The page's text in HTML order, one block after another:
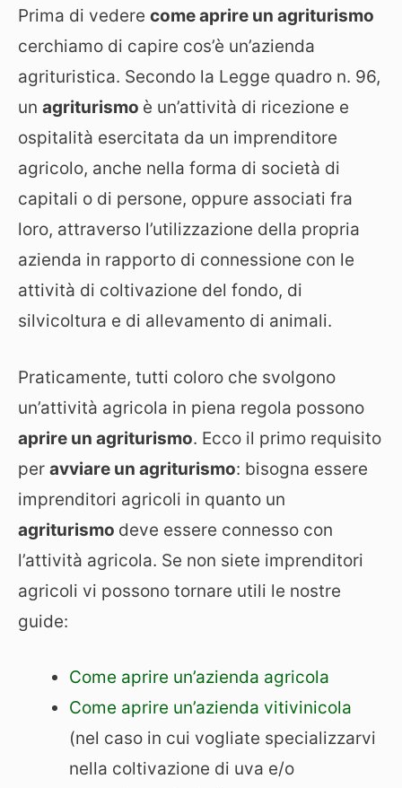
Prima di vedere come aprire un agriturismo
cerchiamo di capire cos’è un’azienda
agrituristica. Secondo la Legge quadro n. 96,
un agriturismo è un’attività di ricezione e
ospitalità esercitata da un imprenditore
agricolo, anche nella forma di società di
capitali o di persone, oppure associati fra
loro, attraverso l’utilizzazione della propria
azienda in rapporto di connessione con le
attività di coltivazione del fondo, di
silvicoltura e di allevamento di animali.
Praticamente, tutti coloro che svolgono
un’attività agricola in piena regola possono
aprire un agriturismo. Ecco il primo requisito
per avviare un agriturismo: bisogna essere
imprenditori agricoli in quanto un
agriturismo deve essere connesso con
l’attività agricola. Se non siete imprenditori
agricoli vi possono tornare utili le nostre
guide:
Come aprire un’azienda agricola
Come aprire un’azienda vitivinicola
(nel caso in cui vogliate specializzarvi
nella coltivazione di uva e/o